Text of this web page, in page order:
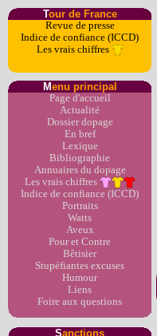
Tour de France
Revue de presse
Indice de confiance (ICCD)
Les vrais chiffres
Menu principal
Page d'accueil
Actualité
Dossier dopage
En bref
Lexique
Bibliographie
Annuaires du dopage
Les vrais chiffres
Indice de confiance (ICCD)
Portraits
Watts
Aveux
Pour et Contre
Bêtisier
Stupéfiantes excuses
Humour
Liens
Foire aux questions
Sanctions